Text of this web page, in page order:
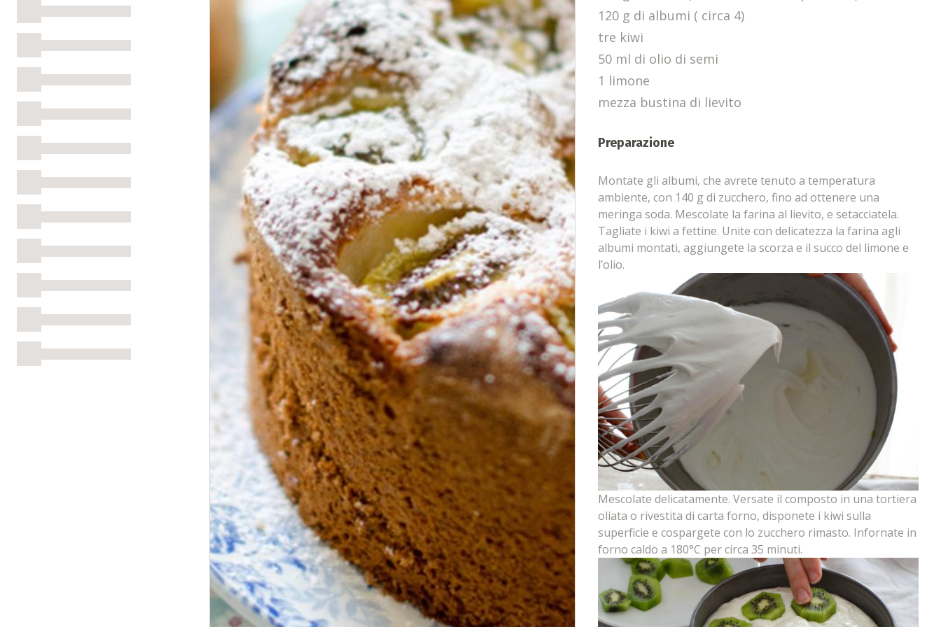
120 g di albumi ( circa 4)
tre kiwi
50 ml di olio di semi
1 limone
mezza bustina di lievito
Preparazione
Montate gli albumi, che avrete tenuto a temperatura
ambiente, con 140 g di zucchero, fino ad ottenere una
meringa soda. Mescolate la farina al lievito, e setacciatela.
Tagliate i kiwi a fettine. Unite con delicatezza la farina agli
albumi montati, aggiungete la scorza e il succo del limone e
l’olio.
Mescolate delicatamente. Versate il composto in una tortiera
oliata o rivestita di carta forno, disponete i kiwi sulla
superficie e cospargete con lo zucchero rimasto. Infornate in
forno caldo a 180°C per circa 35 minuti.